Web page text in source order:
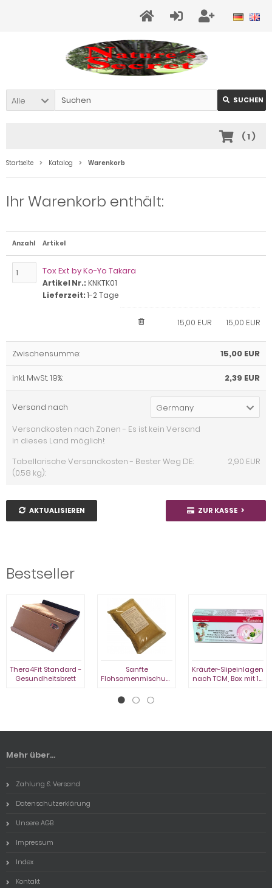
Alle SUCHEN
(1)
Startseite Katalog Warenkorb
Ihr Warenkorb enthält:
Anzahl Artikel
Tox Ext by Ko-Yo Takara
Artikel Nr.: KNKTK01
Lieferzeit:1-2 Tage
15,00 EUR
15,00 EUR
Zwischensumme: 15,00 EUR
inkl. MwSt. 19%: 2,39 EUR
Versand nach
Germany
Versandkosten nach Zonen - Es ist kein Versand
in dieses Land möglich!:
Tabellarische Versandkosten - Bester Weg DE:
(0.58 kg):
2,90 EUR
AKTUALISIEREN ZUR KASSE
Bestseller
Thera4Fit Standard -
Gesundheitsbrett
Sanfte
Flohsamenmischung,
Kräuter-Slipeinlagen
nach TCM, Box mit 10
Mehr über...
Zahlung & Versand
Datenschutzerklärung
Unsere AGB
Impressum
Index
Kontakt